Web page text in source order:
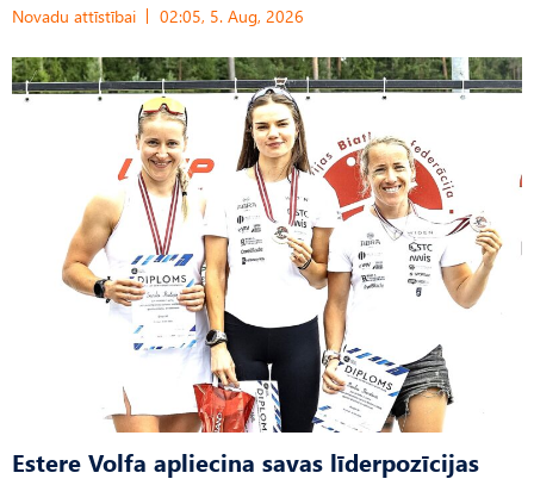
Novadu attīstībai 02:05, 5. Aug, 2026
Estere Volfa apliecina savas līderpozīcijas